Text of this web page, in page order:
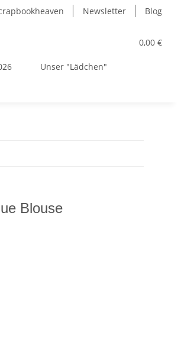
Newsletter Blog
0,00 €
Unser "Lädchen"
Blouse